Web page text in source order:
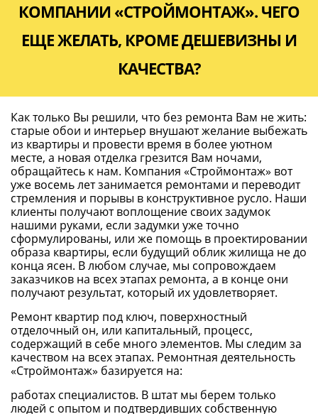
КОМПАНИИ «СТРОЙМОНТАЖ». ЧЕГО
ЕЩЕ ЖЕЛАТЬ, КРОМЕ ДЕШЕВИЗНЫ И
КАЧЕСТВА?
Как только Вы решили, что без ремонта Вам не жить:
старые обои и интерьер внушают желание выбежать
из квартиры и провести время в более уютном
месте, а новая отделка грезится Вам ночами,
обращайтесь к нам. Компания «Строймонтаж» вот
уже восемь лет занимается ремонтами и переводит
стремления и порывы в конструктивное русло. Наши
клиенты получают воплощение своих задумок
нашими руками, если задумки уже точно
сформулированы, или же помощь в проектировании
образа квартиры, если будущий облик жилища не до
конца ясен. В любом случае, мы сопровождаем
заказчиков на всех этапах ремонта, а в конце они
получают результат, который их удовлетворяет.
Ремонт квартир под ключ, поверхностный
отделочный он, или капитальный, процесс,
содержащий в себе много элементов. Мы следим за
качеством на всех этапах. Ремонтная деятельность
«Строймонтаж» базируется на:
работах специалистов. В штат мы берем только
людей с опытом и подтвердивших собственную